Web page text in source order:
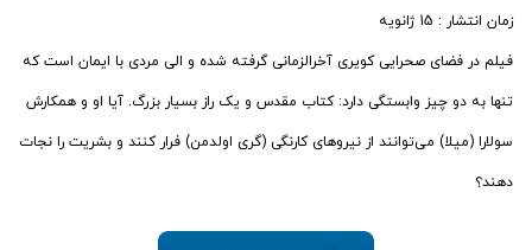
زمان انتشار : 15 ژانویه
فیلم در فضای صحرایی کویری آخرالزمانی گرفته شده و الی مردی با ایمان است که
تنها به دو چیز وابستگی دارد: کتاب مقدس و یک راز بسیار بزرگ. آیا او و همکارش
سولارا (میلا) می‌توانند از نیروهای کارنگی (گری اولدمن) فرار کنند و بشریت را نجات
دهند؟